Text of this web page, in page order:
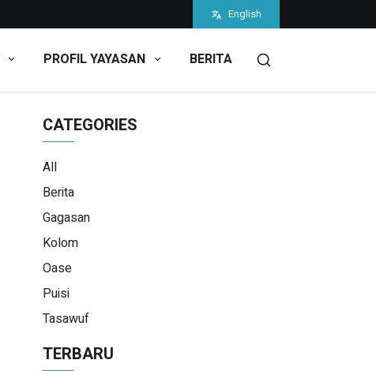
English
PROFIL YAYASAN BERITA
CATEGORIES
All
Berita
Gagasan
Kolom
Oase
Puisi
Tasawuf
TERBARU